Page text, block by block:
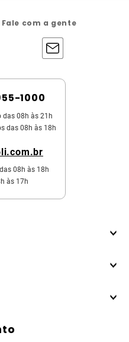
Fale com a gente
1000
das 08h às 21h
das 08h às 18h
08h às 18h
às 17h